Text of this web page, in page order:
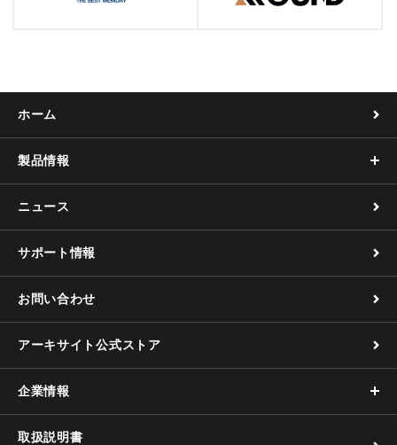
ホーム
製品情報
ニュース
サポート情報
お問い合わせ
アーキサイト公式ストア
企業情報
取扱説明書